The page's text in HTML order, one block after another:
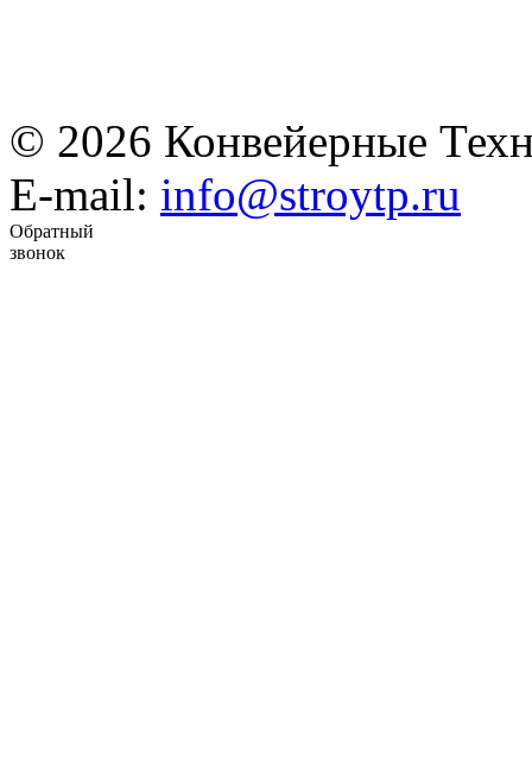
© 2026 Конвейерные
E-mail: info@stroytp.ru
Обратный
звонок